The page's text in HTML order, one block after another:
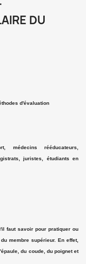
DU
d'évaluation
médecins rééducateurs,
juristes, étudiants en
faut savoir pour pratiquer ou
membre supérieur. En effet,
du coude, du poignet et